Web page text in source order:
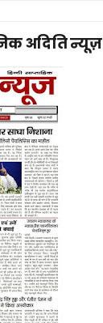
अदिति न्यूज़